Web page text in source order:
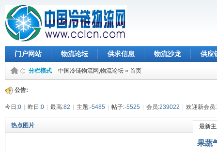
门户网站 物流论坛 供求信息 物流沙龙 供应
分栏模式 中国冷链物流网,物流论坛 » 首页
公告:
今日:0 昨日:0 最高:82 主题:-5485 帖子:-5525 会员:239022 欢迎新会员:
热点图片 最新
果蔬